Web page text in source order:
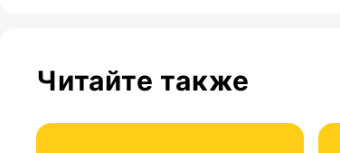
Читайте также